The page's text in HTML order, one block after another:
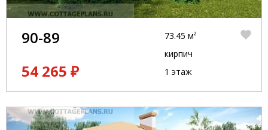
90-89
54 265 ₽
73.45 м²
кирпич
1 этаж